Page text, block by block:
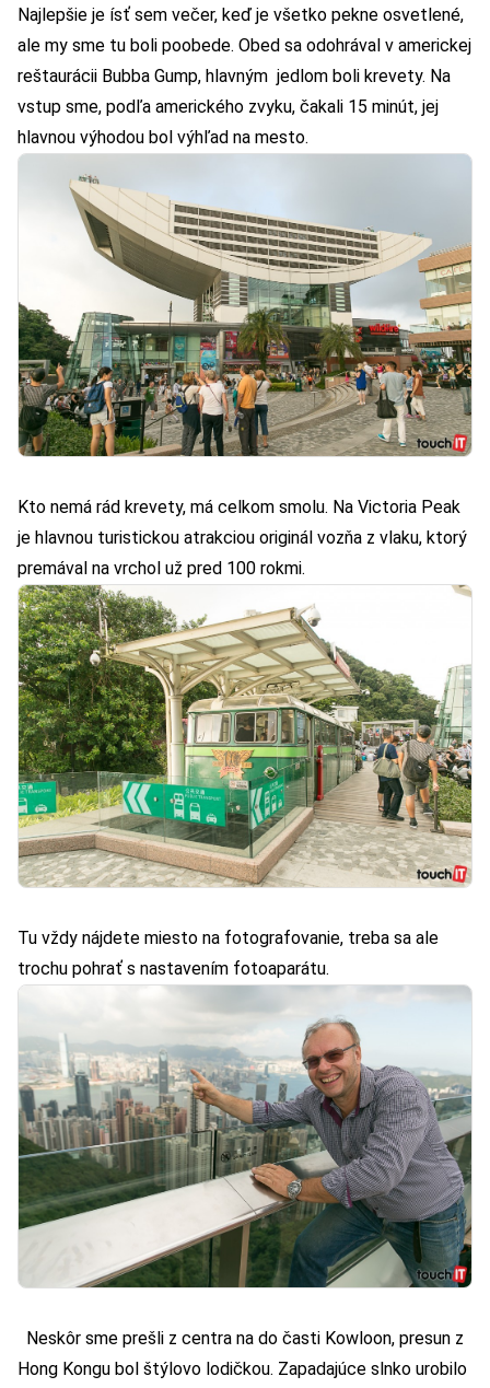
Najlepšie je ísť sem večer, keď je všetko pekne osvetlené,
ale my sme tu boli poobede. Obed sa odohrával v americkej
reštaurácii Bubba Gump, hlavným jedlom boli krevety. Na
vstup sme, podľa amerického zvyku, čakali 15 minút, jej
hlavnou výhodou bol výhľad na mesto.
Kto nemá rád krevety, má celkom smolu. Na Victoria Peak
je hlavnou turistickou atrakciou originál vozňa z vlaku, ktorý
premával na vrchol už pred 100 rokmi.
Tu vždy nájdete miesto na fotografovanie, treba sa ale
trochu pohrať s nastavením fotoaparátu.
Neskôr sme prešli z centra na do časti Kowloon, presun z
Hong Kongu bol štýlovo lodičkou. Zapadajúce slnko urobilo